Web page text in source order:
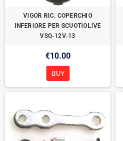
VIGOR RIC. COPERCHIO
INFERIORE PER SCUOTIOLIVE
VSQ-12V-13
€10.00
BUY